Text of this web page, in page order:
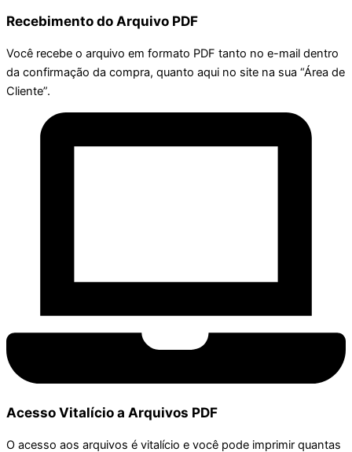
Recebimento do Arquivo PDF
Você recebe o arquivo em formato PDF tanto no e-mail dentro
da confirmação da compra, quanto aqui no site na sua “Área de
Cliente”.
Acesso Vitalício a Arquivos PDF
O acesso aos arquivos é vitalício e você pode imprimir quantas